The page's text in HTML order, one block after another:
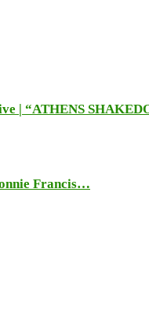
| “ATHENS
Francis…